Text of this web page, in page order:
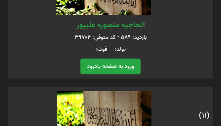
الحاجیه منصوره علیپور
بازدید: 589 - کد متوفی: 39704
تولد: فوت:
ورود به صفحه یادبود
(11)